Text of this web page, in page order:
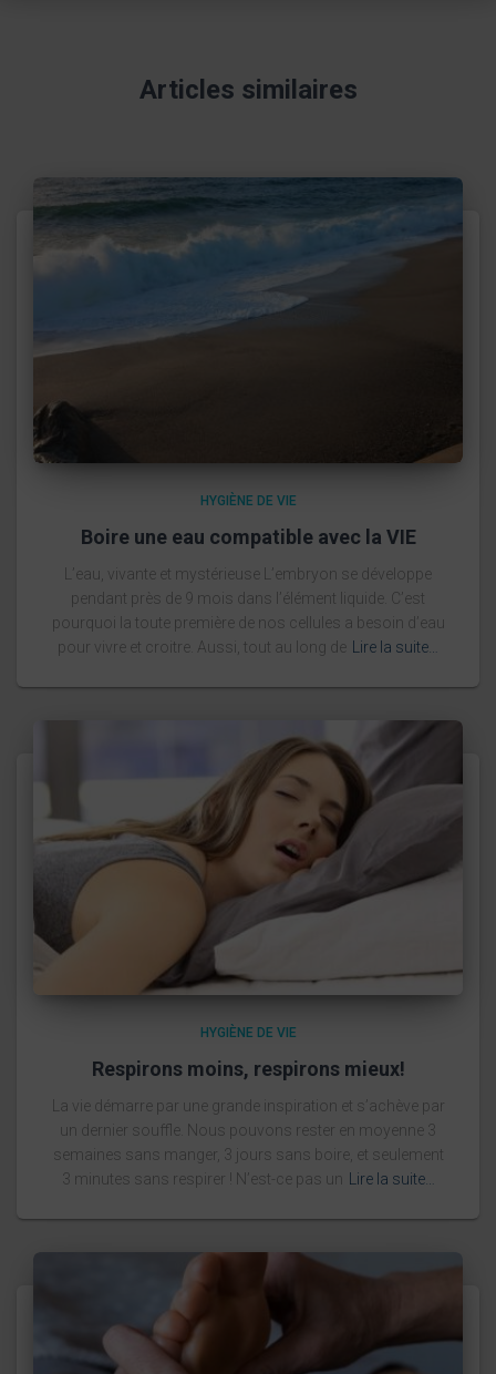
Articles similaires
HYGIÈNE DE VIE
Boire une eau compatible avec la VIE
L’eau, vivante et mystérieuse L’embryon se développe
pendant près de 9 mois dans l’élément liquide. C’est
pourquoi la toute première de nos cellules a besoin d’eau
pour vivre et croitre. Aussi, tout au long de Lire la suite…
HYGIÈNE DE VIE
Respirons moins, respirons mieux!
La vie démarre par une grande inspiration et s’achève par
un dernier souffle. Nous pouvons rester en moyenne 3
semaines sans manger, 3 jours sans boire, et seulement
3 minutes sans respirer ! N’est-ce pas un Lire la suite…